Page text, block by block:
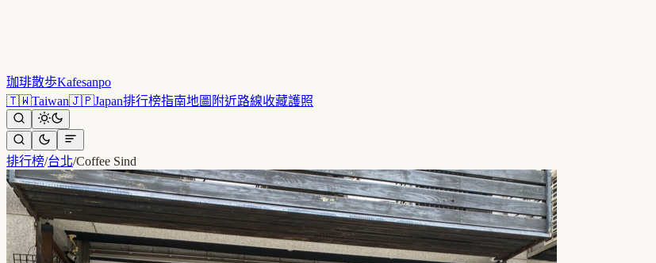
珈琲散歩Kafesanpo
🇹🇼Taiwan🇯🇵Japan排行榜指南地圖 附近路線收藏護照
排行榜/台北/Coffee Sind